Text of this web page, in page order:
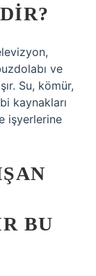
ve
Su, kömür,
kaynakları
işyerlerine
BU